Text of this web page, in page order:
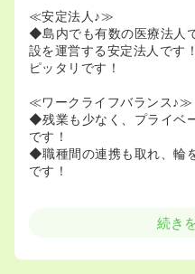
≪安定法人♪≫
◆島内でも有数の医療法人
設を運営する安定法人です
ピッタリです！
≪ワークライフバランス♪≫
◆残業も少なく、プライベ
です！
◆職種間の連携も取れ、輪
です！
続き